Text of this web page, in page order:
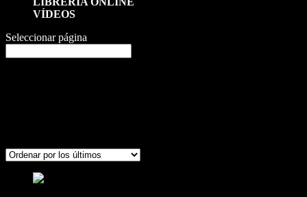
VÍDEOS
Seleccionar página